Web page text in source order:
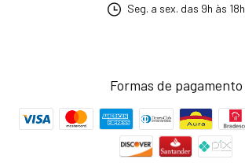
Seg. a sex. das 9h às 18h
Formas de pagamento